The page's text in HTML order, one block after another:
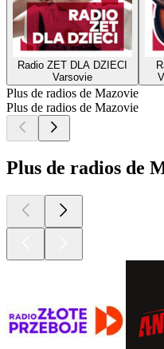
Radio ZET DLA DZIECI
Varsovie
Plus de radios de Mazovie
Plus de radios de Mazovie
Plus de radios de